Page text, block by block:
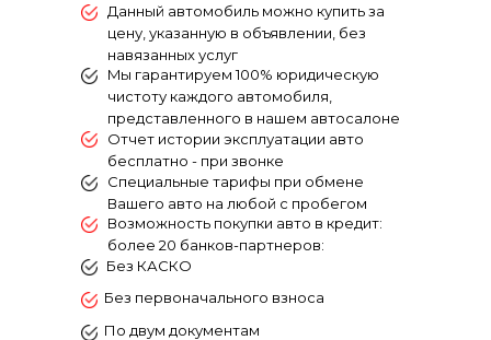
Данный автомобиль можно купить за
цену, указанную в объявлении, без
навязанных услуг
Mы гарантируем 100% юридическую
чистоту каждого aвтомобиля,
пpeдcтaвлeнногo в нашем автосалоне
Возможность покупки авто в кредит:
более 20 банков-партнеров:
Специальные тарифы при обмене
Вашего авто на любой с пробегом
Отчет истории эксплуатации авто
бесплатно - при звонке
Без КАСКО
По двум документам
Без первоначального взноса